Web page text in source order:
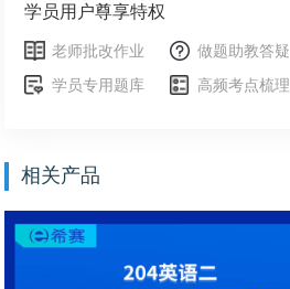
学员用户尊享特权
老师批改作业
做题助教答疑
学员专用题库
高频考点梳理
相关产品